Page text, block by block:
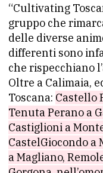
“Cultivating
gruppo che
delle diverse
differenti sono
che rispecchiano
Oltre a Calimaia,
Toscana: Castello
Tenuta Perano a
Castiglioni a
CastelGiocondo
a Magliano,